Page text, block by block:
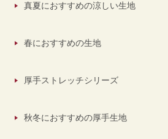
真夏におすすめの涼しい生地
春におすすめの生地
厚手ストレッチシリーズ
秋冬におすすめの厚手生地